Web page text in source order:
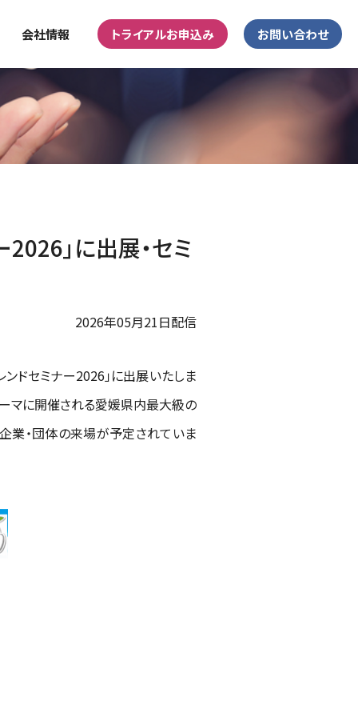
会社情報 トライアルお申込み お問い合わせ
」に出展・セミ
2026年05月21日配信
ドセミナー2026」に出展いたしま
ーマに開催される愛媛県内最大級の
業・団体の来場が予定されていま